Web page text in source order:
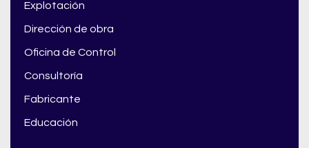
Explotación
Dirección de obra
Oficina de Control
Consultoría
Fabricante
Educación